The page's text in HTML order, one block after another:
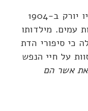
ג'וזף קמפבל, סופר ומורה אמריקאי, נולד בניו יורק ב-1904
עמים. מילדותו
כי סיפורי הדת
על חיי הנפש
את אשר הם